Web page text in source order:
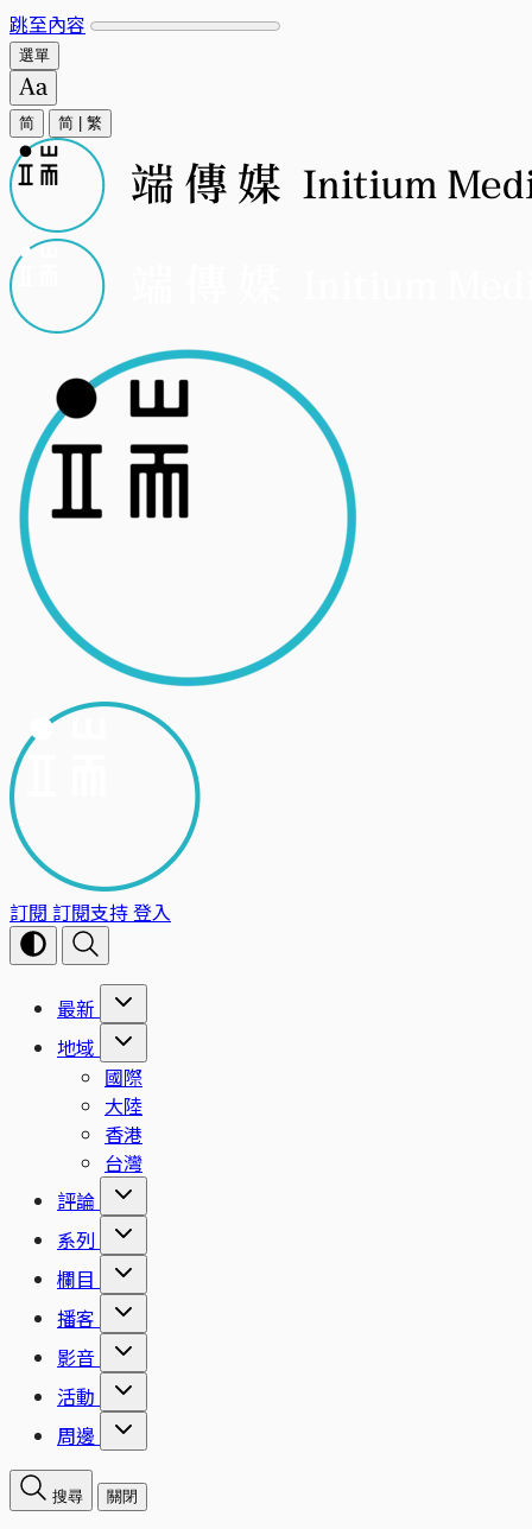
跳至內容
選單
简 简 繁
訂閱 訂閱支持登入
最新
地域
國際
大陸
香港
台灣
評論
系列
欄目
播客
影音
活動
周邊
搜尋 關閉